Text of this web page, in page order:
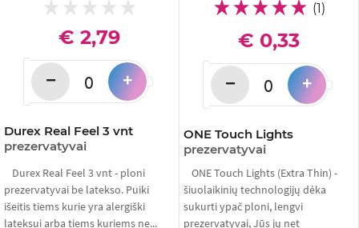
Durex Real Feel 3 vnt
prezervatyvai
€ 2,79
− +
Durex Real Feel 3 vnt - ploni
prezervatyvai be latekso. Puiki
išeitis tiems kurie yra alergiški
lateksui arba tiems kuriems ne...
(1)
ONE Touch Lights
prezervatyvai
€ 0,33
− +
ONE Touch Lights (Extra Thin) -
šiuolaikinių technologijų dėka
sukurti ypač ploni, lengvi
prezervatyvai, Jūs jų net